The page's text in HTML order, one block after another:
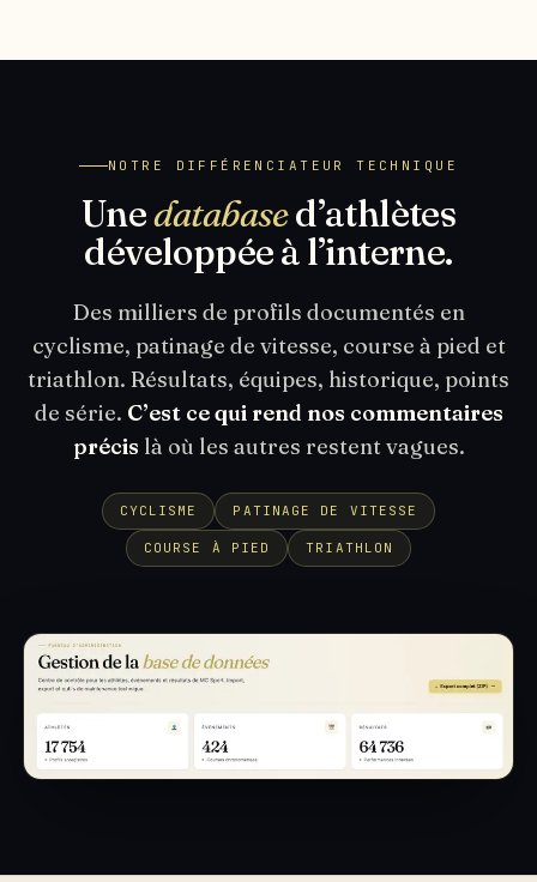
NOTRE DIFFÉRENCIATEUR TECHNIQUE
Unedatabased’athlètes
développée à l’interne.
Des milliers de profils documentés en
cyclisme, patinage de vitesse, course à pied et
triathlon. Résultats, équipes, historique, points
de série. C’est ce qui rend nos commentaires
précis là où les autres restent vagues.
CYCLISME PATINAGE DE VITESSE
COURSE À PIED TRIATHLON